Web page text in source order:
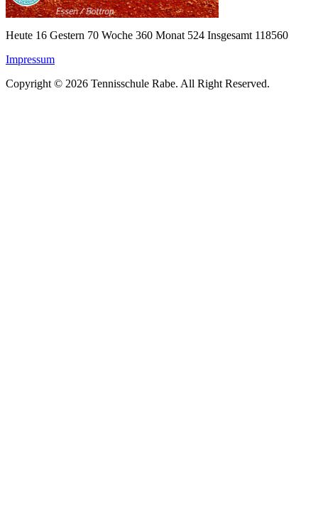
Heute 16 Gestern 70 Woche 360 Monat 524 Insgesamt 118560
Impressum
Copyright © 2026 Tennisschule Rabe. All Right Reserved.